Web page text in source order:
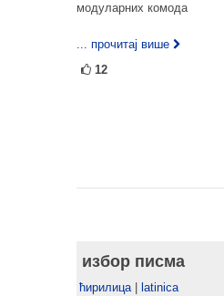
модуларних комода
... прочитај више
12
избор писма
ћирилица| latinica